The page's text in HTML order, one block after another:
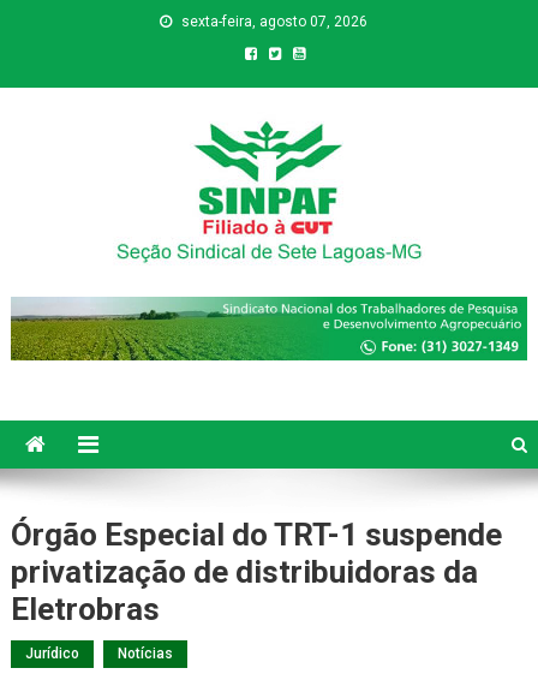
sexta-feira, agosto 07, 2026
Sinpaf
Órgão Especial do TRT-1 suspende
privatização de distribuidoras da
Eletrobras
Jurídico Notícias